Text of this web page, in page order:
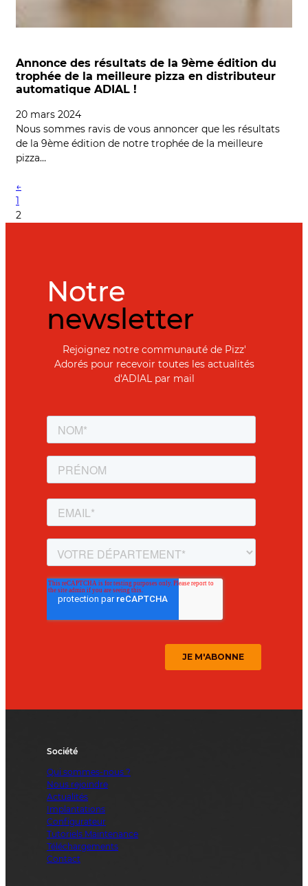
Annonce des résultats de la 9ème édition du
trophée de la meilleure pizza en distributeur
automatique ADIAL !
20 mars 2024
Nous sommes ravis de vous annoncer que les résultats
de la 9ème édition de notre trophée de la meilleure
pizza…
←
1
2
Notre
newsletter
Rejoignez notre communauté de Pizz'
Adorés pour recevoir toutes les actualités
d'ADIAL par mail
Société
Qui sommes-nous ?
Nous rejoindre
Actualités
Implantations
Configurateur
Tutoriels Maintenance
Téléchargements
Contact